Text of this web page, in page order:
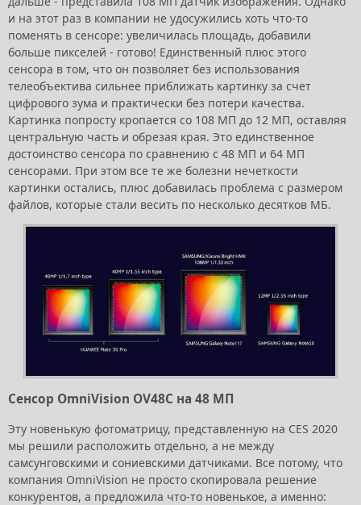
и на этот раз в компании не удосужились хоть что-то
поменять в сенсоре: увеличилась площадь, добавили
больше пикселей - готово! Единственный плюс этого
сенсора в том, что он позволяет без использования
телеобъектива сильнее приближать картинку за счет
цифрового зума и практически без потери качества.
Картинка попросту кропается со 108 МП до 12 МП, оставляя
центральную часть и обрезая края. Это единственное
достоинство сенсора по сравнению с 48 МП и 64 МП
сенсорами. При этом все те же болезни нечеткости
картинки остались, плюс добавилась проблема с размером
файлов, которые стали весить по несколько десятков МБ.
Сенсор OmniVision OV48C на 48 МП
Эту новенькую фотоматрицу, представленную на CES 2020
мы решили расположить отдельно, а не между
самсунговскими и сониевскими датчиками. Все потому, что
компания OmniVision не просто скопировала решение
конкурентов, а предложила что-то новенькое, а именно: